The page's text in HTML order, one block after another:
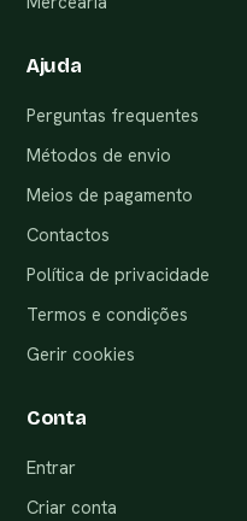
Ajuda
Perguntas frequentes
Métodos de envio
Meios de pagamento
Contactos
Política de privacidade
Termos e condições
Gerir cookies
Conta
Entrar
Criar conta